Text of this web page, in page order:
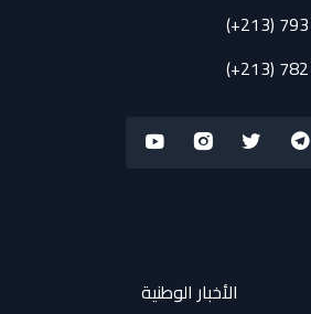
(+213)
(+213)
الأخبار الوطنية